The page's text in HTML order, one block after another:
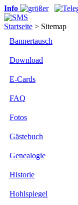
Info
Startseite > Sitemap
Bannertausch
Download
E-Cards
FAQ
Fotos
Gästebuch
Genealogie
Historie
Hohlspiegel